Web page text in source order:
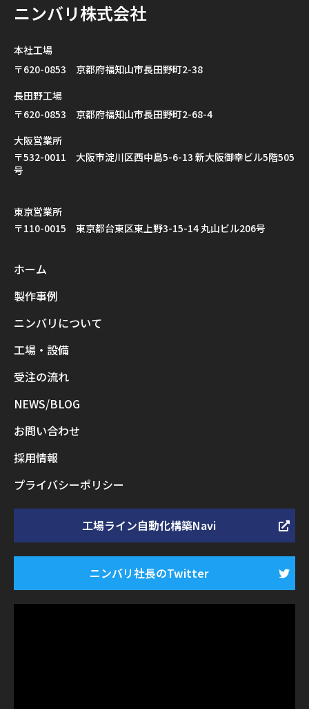
ニンバリ株式会社
本社工場
〒620-0853 京都府福知山市長田野町2-38
長田野工場
〒620-0853 京都府福知山市長田野町2-68-4
大阪営業所
〒532-0011 大阪市淀川区西中島5-6-13 新大阪御幸ビル5階505
号
東京営業所
〒110-0015 東京都台東区東上野3-15-14 丸山ビル206号
ホーム
製作事例
ニンバリについて
工場・設備
受注の流れ
NEWS/BLOG
お問い合わせ
採用情報
プライバシーポリシー
工場ライン自動化構築Navi
ニンバリ社長のTwitter